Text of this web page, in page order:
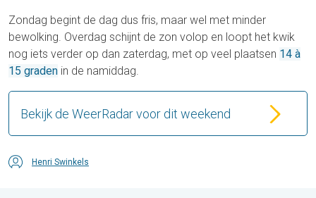
Zondag begint de dag dus fris, maar wel met minder
bewolking. Overdag schijnt de zon volop en loopt het kwik
nog iets verder op dan zaterdag, met op veel plaatsen 14 à
15 graden in de namiddag.
Bekijk de WeerRadar voor dit weekend
Henri Swinkels